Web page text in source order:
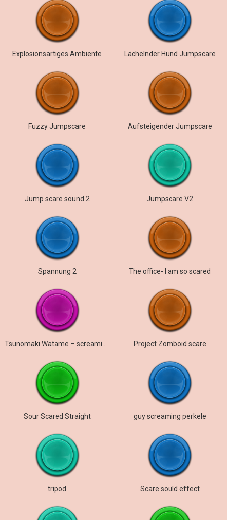
Explosionsartiges Ambiente Lächelnder Hund Jumpscare
Fuzzy Jumpscare Aufsteigender Jumpscare
Jump scare sound 2 Jumpscare V2
Spannung 2 The office- I am so scared
Project Zomboid scare
Sour Scared Straight guy screaming perkele
tripod Scare sould effect